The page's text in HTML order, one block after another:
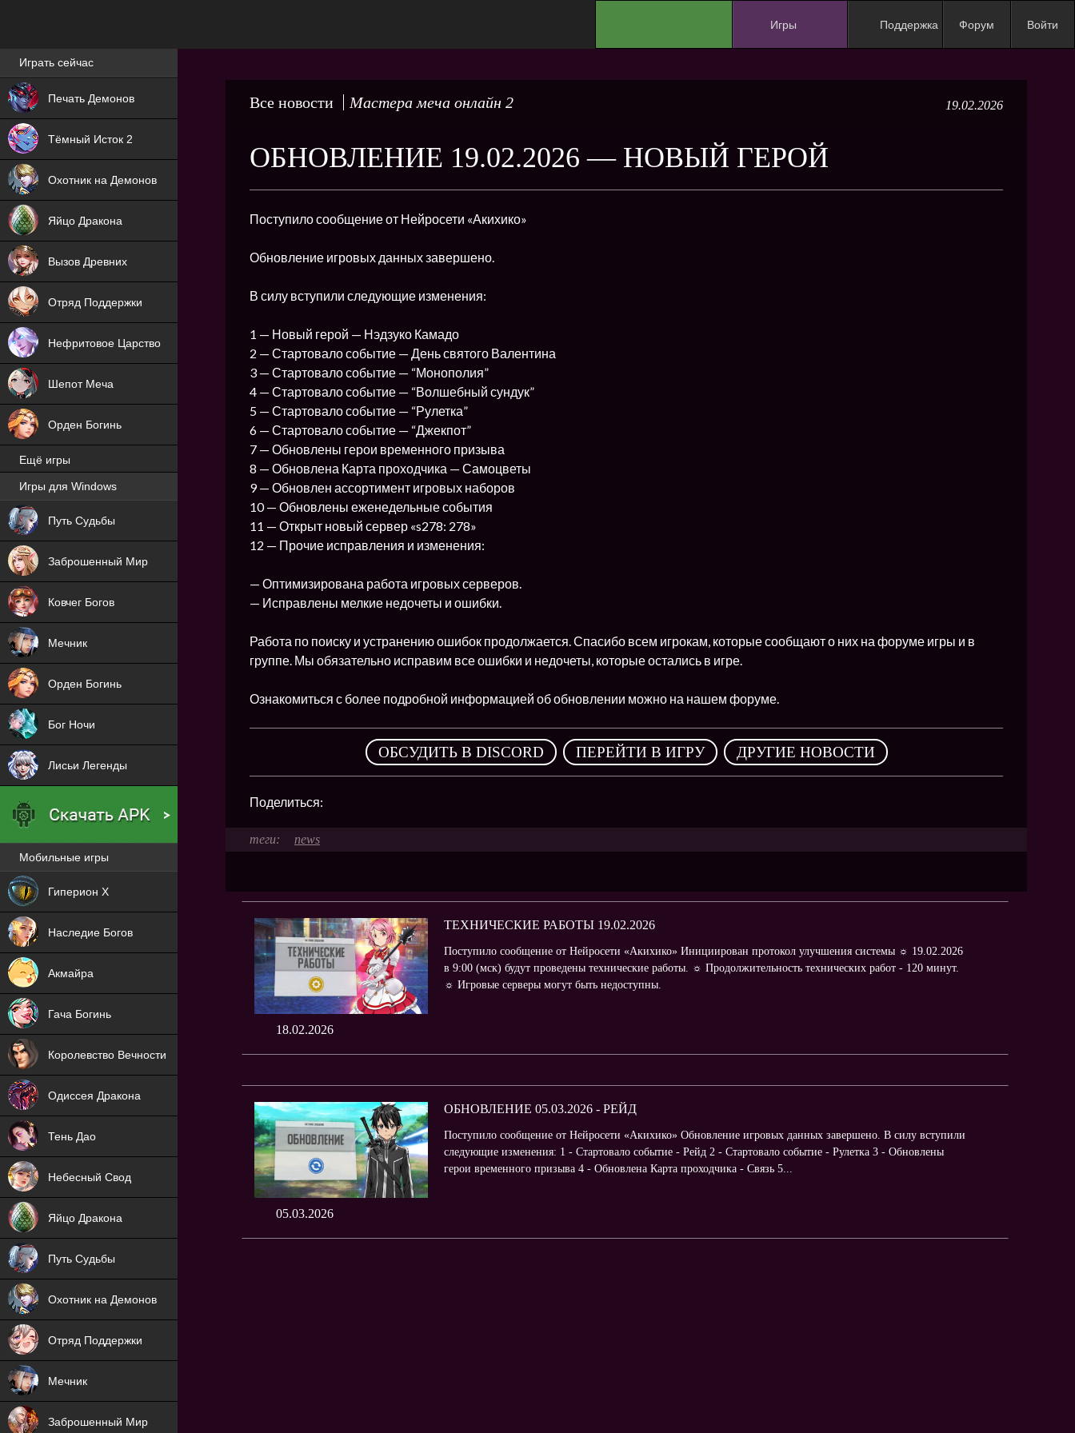
Игры Поддержка Форум Войти
Все новости Мастера меча онлайн 2 19.02.2026
ОБНОВЛЕНИЕ 19.02.2026 — НОВЫЙ ГЕРОЙ
Поступило сообщение от Нейросети «Акихико»
Обновление игровых данных завершено.
В силу вступили следующие изменения:
1 — Новый герой — Нэдзуко Камадо
2 — Стартовало событие — День святого Валентина
3 — Стартовало событие — “Монополия”
4 — Стартовало событие — “Волшебный сундук”
5 — Стартовало событие — “Рулетка”
6 — Стартовало событие — “Джекпот”
7 — Обновлены герои временного призыва
8 — Обновлена Карта проходчика — Самоцветы
9 — Обновлен ассортимент игровых наборов
10 — Обновлены еженедельные события
11 — Открыт новый сервер «s278: 278»
12 — Прочие исправления и изменения:
— Оптимизирована работа игровых серверов.
— Исправлены мелкие недочеты и ошибки.
Работа по поиску и устранению ошибок продолжается. Спасибо всем игрокам, которые сообщают о них на форуме игры и в
группе. Мы обязательно исправим все ошибки и недочеты, которые остались в игре.
Ознакомиться с более подробной информацией об обновлении можно на нашем форуме.
ОБСУДИТЬ В DISCORD , ПЕРЕЙТИ В ИГРУ , ДРУГИЕ НОВОСТИ
Поделиться:
news
18.02.2026
ТЕХНИЧЕСКИЕ РАБОТЫ 19.02.2026
Поступило сообщение от Нейросети «Акихико» Инициирован протокол улучшения системы ☼ 19.02.2026
в 9:00 (мск) будут проведены технические работы. ☼ Продолжительность технических работ - 120 минут.
☼ Игровые серверы могут быть недоступны.
05.03.2026
ОБНОВЛЕНИЕ 05.03.2026 - РЕЙД
Поступило сообщение от Нейросети «Акихико» Обновление игровых данных завершено. В силу вступили
следующие изменения: 1 - Стартовало событие - Рейд 2 - Стартовало событие - Рулетка 3 - Обновлены
герои временного призыва 4 - Обновлена Карта проходчика - Связь 5...
Лучшие игры онлайн
Играть сейчас
Печать Демонов
NEW
Тёмный Исток 2
NEW
Охотник на Демонов
ХИТ
Яйцо Дракона
NEW
Вызов Древних
ХИТ
Отряд Поддержки
ХИТ
Нефритовое Царство
Шепот Меча
Орден Богинь
Ещё игры
Игры для Windows
Путь Судьбы
Заброшенный Мир
NEW
Ковчег Богов
Мечник
Орден Богинь
Бог Ночи
Лисьи Легенды
Мобильные игры
Гиперион Х
Наследие Богов
NEW
Акмайра
NEW
Гача Богинь
NEW
Королевство Вечности
NEW
Одиссея Дракона
NEW
Тень Дао
NEW
Небесный Свод
NEW
Яйцо Дракона
NEW
Путь Судьбы
NEW
Охотник на Демонов
ХИТ
Отряд Поддержки
ХИТ
Мечник
Заброшенный Мир
NEW